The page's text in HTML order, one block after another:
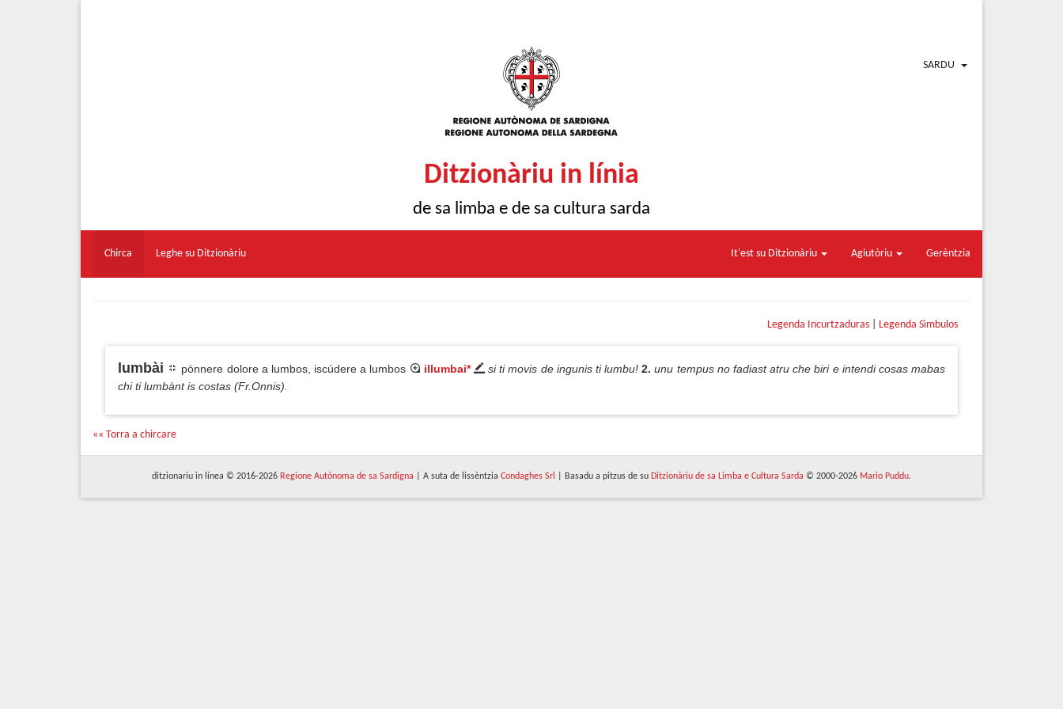
SARDU
Ditzionàriu in línia
de sa limba e de sa cultura sarda
Chirca Leghe su Ditzionàriu It'est su Ditzionàriu Agiutòriu Gerèntzia
Legenda Incurtzaduras Legenda Sìmbulos
lumbài pònnere dolore a lumbos, iscúdere a lumbos illumbai* si ti movis de ingunis ti lumbu!2.unu tempus no fadiast atru che biri e intendi cosas mabas
chi ti lumbànt is costas (Fr.Onnis).
«« Torra a chircare
ditzionariu in línea © 2016-2026 Regione Autònoma de sa Sardigna | A suta de lissèntzia Condaghes Srl | Basadu a pitzus de su Ditzionàriu de sa Limba e Cultura Sarda © 2000-2026 Mario Puddu.